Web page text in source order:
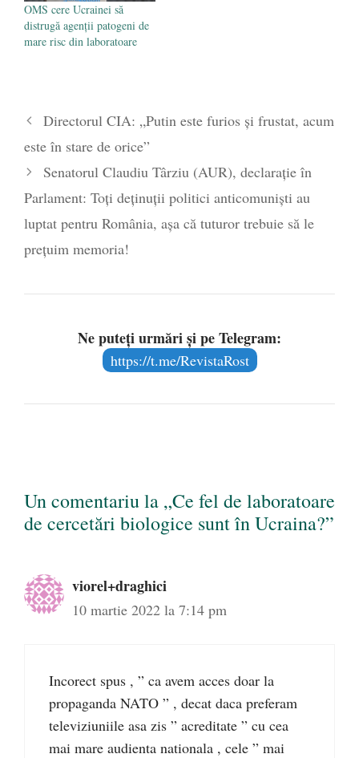
OMS cere Ucrainei să
distrugă agenţii patogeni de
mare risc din laboratoare
Directorul CIA: „Putin este furios și frustat, acum
este în stare de orice”
Senatorul Claudiu Târziu (AUR), declarație în
Parlament: Toți deținuții politici anticomuniști au
luptat pentru România, așa că tuturor trebuie să le
prețuim memoria!
Ne puteți urmări și pe Telegram:
https://t.me/RevistaRost
Un comentariu la „Ce fel de laboratoare
de cercetări biologice sunt în Ucraina?”
viorel+draghici
10 martie 2022 la 7:14 pm
Incorect spus , ” ca avem acces doar la
propaganda NATO ” , decat daca preferam
televiziuniile asa zis ” acreditate ” cu cea
mai mare audienta nationala , cele ” mai